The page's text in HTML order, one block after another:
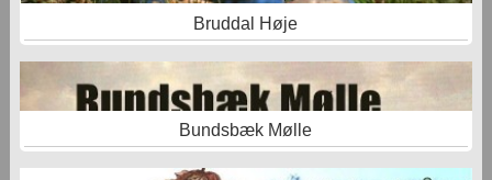
Bruddal Høje
Bundsbæk Mølle